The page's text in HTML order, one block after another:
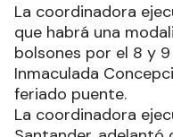
La coordinadora
que habrá una
bolsones por el 8 y
Inmaculada
feriado puente.
La coordinadora